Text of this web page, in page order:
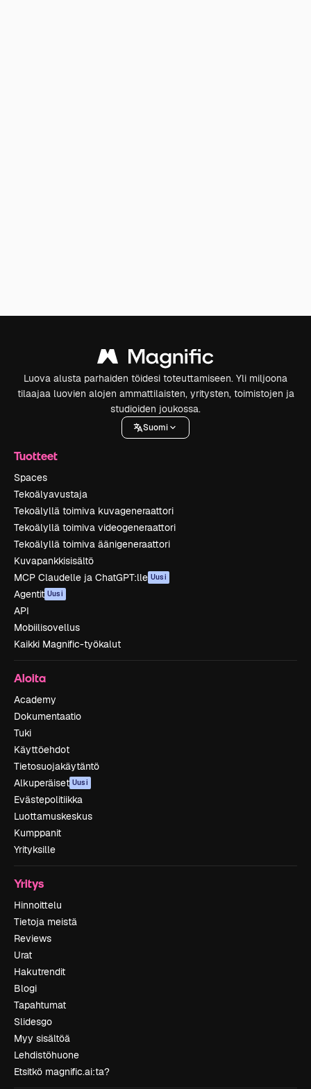
Luova alusta parhaiden töidesi toteuttamiseen. Yli miljoona
tilaajaa luovien alojen ammattilaisten, yritysten, toimistojen ja
studioiden joukossa.
Suomi
Tuotteet
Spaces
Tekoälyavustaja
Tekoälyllä toimiva kuvageneraattori
Tekoälyllä toimiva videogeneraattori
Tekoälyllä toimiva äänigeneraattori
Kuvapankkisisältö
MCP Claudelle ja ChatGPT:lle Uusi
Agentit Uusi
API
Mobiilisovellus
Kaikki Magnific-työkalut
Aloita
Academy
Dokumentaatio
Tuki
Käyttöehdot
Tietosuojakäytäntö
Alkuperäiset Uusi
Evästepolitiikka
Luottamuskeskus
Kumppanit
Yrityksille
Yritys
Hinnoittelu
Tietoja meistä
Reviews
Urat
Hakutrendit
Blogi
Tapahtumat
Slidesgo
Myy sisältöä
Lehdistöhuone
Etsitkö magnific.ai:ta?